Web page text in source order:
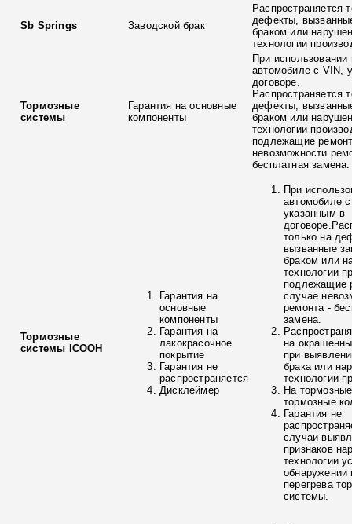
Sb Springs Заводской брак
Распространяется
дефекты,
браком или
технологии
Тормозные
системы
Гарантия на основные
компоненты
При использовании
автомобиле с VIN,
договоре.
Распространяется
дефекты,
браком или
технологии
подлежащие
невозможности
бесплатная замена.
Тормозные
системы ICOOH
Гарантия на
основные
компоненты
Гарантия на
лакокрасочное
покрытие
Гарантия не
распространяется
Дисклеймер
При
автомобиле
указанным в
только на
вызванные
браком или
технологии
подлежащие
случае
ремонта -
замена.
на
при
брака или
технологии
На
тормозные
Гарантия не
случаи
признаков
технологии
обнаружении
перегрева
системы.